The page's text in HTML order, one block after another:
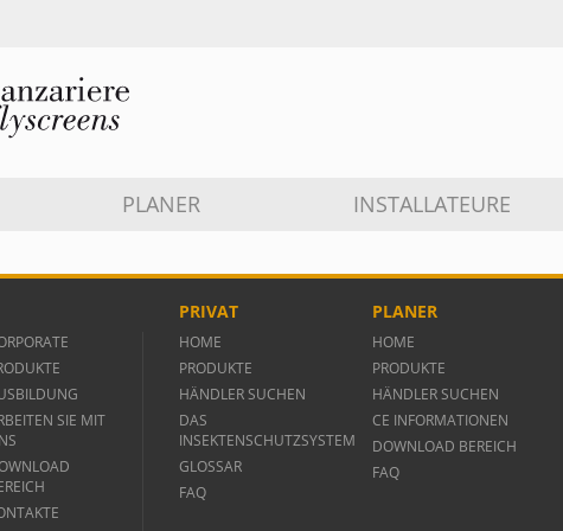
PLANER INSTALLATEURE
SIE MIT
PRIVAT
HOME
PRODUKTE
HÄNDLER SUCHEN
DAS
INSEKTENSCHUTZSYSTEM
GLOSSAR
FAQ
PLANER
HOME
PRODUKTE
HÄNDLER SUCHEN
CE INFORMATIONEN
DOWNLOAD BEREICH
FAQ